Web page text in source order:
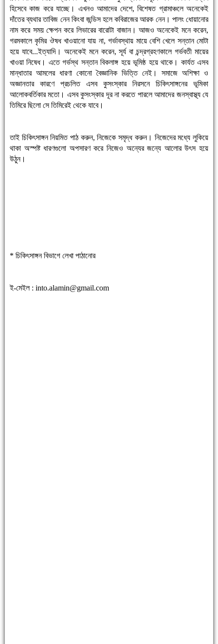
হিসেবে কাজ করে যাচ্ছে। এখনও আমাদের দেশে, বিশেষত গ্রামাঞ্চলে অনেকেই
দাঁতের ব্যথার তাবিজ নেন কিংবা জন্ডিস হলে কবিরাজের আরক নেন। পালং ধোয়ানোর
নাম করে সময় ক্ষেপন করে লিভারের বারোটা বাজান। আজও অনেকেই মনে করেন,
গরমকালে কৃমির ঔষধ খাওয়ানো যায় না, গর্ভাবস্থায় মায়ে বেশি খেলে সন্তান মোটা
হয়ে যাবে...ইত্যাদি। অনেকেই মনে করেন, সূর্য বা চন্দ্রগ্রহণকালে গর্ভবতী মায়ের
খাওয়া নিষেধ। এতে গর্ভস্থ সন্তান বিকলাঙ্গ হয়ে ভূমিষ্ঠ হয়ে থাকে। কার্যত এসব
মান্ধাতার আমলের ধারণা কোনো বৈজ্ঞানিক ভিত্তি নেই। সমাজে অশিক্ষা ও
অজ্ঞানতার কারণে প্রচলিত এসব কুসংস্কার নিরসনে চিকিৎসাঙ্গনের ভূমিকা
আলোকবর্তিকার মতো। এসব কুসংস্কার দূর না করতে পারলে আমাদের জনস্বাস্থ্য যে
তিমিরে ছিলো সে তিমিরেই থেকে যাবে।
তাই চিকিৎসাঙ্গন নিয়মিত পাঠ করুন, নিজেকে সমৃদ্ধ করুন। নিজেদের মধ্যে লুকিয়ে
থাকা অস্পষ্ট ধারণগুলো অপসারণ করে নিজেও অন্যের জন্যে আলোর উৎস হয়ে
উঠুন।
* চিকিৎসাঙ্গন বিভাগে লেখা পাঠানোর
ই-মেইল : into.alamin@gmail.com